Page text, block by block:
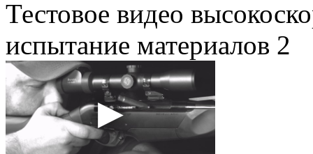
Тестовое видео
испытание материалов 2